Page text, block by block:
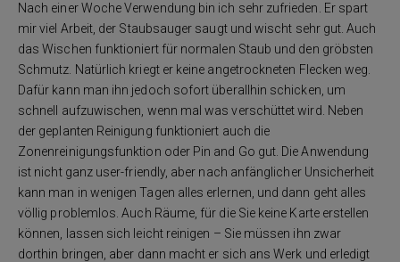
Nach einer Woche Verwendung bin ich sehr zufrieden. Er spart
mir viel Arbeit, der Staubsauger saugt und wischt sehr gut. Auch
das Wischen funktioniert für normalen Staub und den gröbsten
Schmutz. Natürlich kriegt er keine angetrockneten Flecken weg.
Dafür kann man ihn jedoch sofort überallhin schicken, um
schnell aufzuwischen, wenn mal was verschüttet wird. Neben
der geplanten Reinigung funktioniert auch die
Zonenreinigungsfunktion oder Pin and Go gut. Die Anwendung
ist nicht ganz user-friendly, aber nach anfänglicher Unsicherheit
kann man in wenigen Tagen alles erlernen, und dann geht alles
völlig problemlos. Auch Räume, für die Sie keine Karte erstellen
können, lassen sich leicht reinigen – Sie müssen ihn zwar
dorthin bringen, aber dann macht er sich ans Werk und erledigt